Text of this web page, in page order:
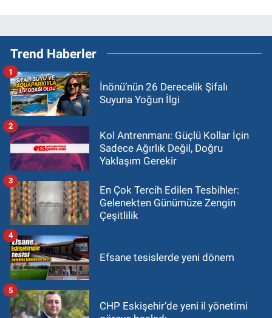
Trend Haberler
İnönü’nün 26 Derecelik Şifalı
Suyuna Yoğun İlgi
1
Kol Antrenmanı: Güçlü Kollar İçin
Sadece Ağırlık Değil, Doğru
Yaklaşım Gerekir
2
En Çok Tercih Edilen Tesbihler:
Gelenekten Günümüze Zengin
Çeşitlilik
3
Efsane tesislerde yeni dönem
4
CHP Eskişehir’de yeni il yönetimi
5